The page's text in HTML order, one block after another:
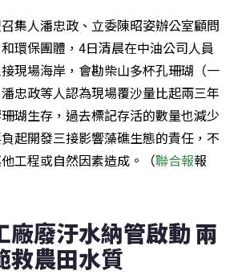
集人潘忠政、立委陳昭姿辦公室顧問
環保團體，4日清晨在中油公司人員
現場海岸，會勘柴山多杯孔珊瑚（一
忠政等人認為現場覆沙量比起兩三年
瑚生存，過去標記存活的數量也減少
起開發三接影響藻礁生態的責任，不
工程或自然因素造成。（聯合報報
廠廢汙水納管啟動 兩
救農田水質